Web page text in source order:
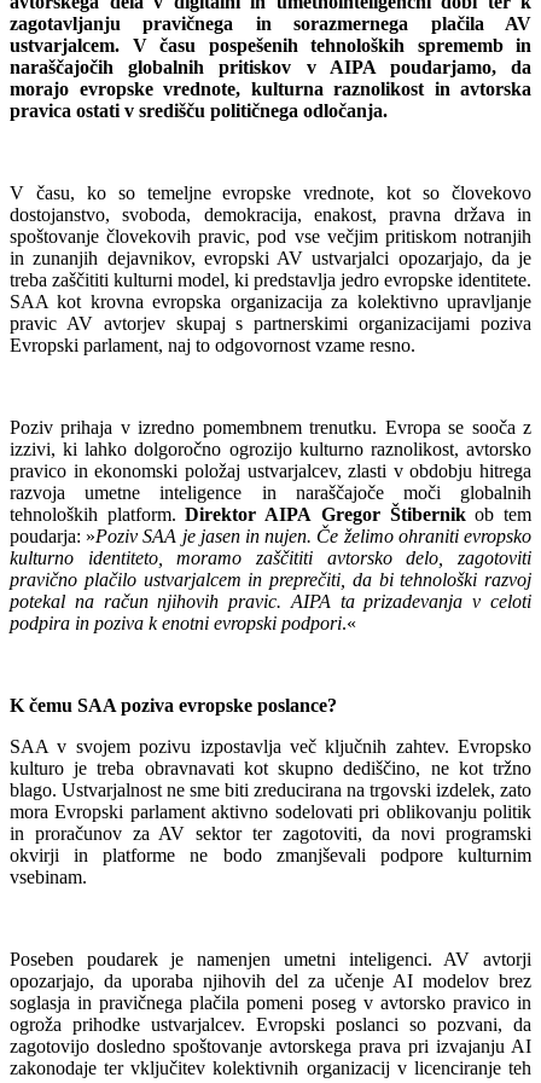
zagotavljanju pravičnega in sorazmernega plačila AV
ustvarjalcem. V času pospešenih tehnoloških sprememb in
naraščajočih globalnih pritiskov v AIPA poudarjamo, da
morajo evropske vrednote, kulturna raznolikost in avtorska
pravica ostati v središču političnega odločanja.
V času, ko so temeljne evropske vrednote, kot so človekovo
dostojanstvo, svoboda, demokracija, enakost, pravna država in
spoštovanje človekovih pravic, pod vse večjim pritiskom notranjih
in zunanjih dejavnikov, evropski AV ustvarjalci opozarjajo, da je
treba zaščititi kulturni model, ki predstavlja jedro evropske identitete.
SAA kot krovna evropska organizacija za kolektivno upravljanje
pravic AV avtorjev skupaj s partnerskimi organizacijami poziva
Evropski parlament, naj to odgovornost vzame resno.
Poziv prihaja v izredno pomembnem trenutku. Evropa se sooča z
izzivi, ki lahko dolgoročno ogrozijo kulturno raznolikost, avtorsko
pravico in ekonomski položaj ustvarjalcev, zlasti v obdobju hitrega
razvoja umetne inteligence in naraščajoče moči globalnih
tehnoloških platform.Direktor AIPA Gregor Štibernikob tem
poudarja: »Poziv SAA je jasen in nujen. Če želimo ohraniti evropsko
kulturno identiteto, moramo zaščititi avtorsko delo, zagotoviti
pravično plačilo ustvarjalcem in preprečiti, da bi tehnološki razvoj
potekal na račun njihovih pravic. AIPA ta prizadevanja v celoti
podpira in poziva k enotni evropski podpori.«
K čemu SAA poziva evropske poslance?
SAA v svojem pozivu izpostavlja več ključnih zahtev. Evropsko
kulturo je treba obravnavati kot skupno dediščino, ne kot tržno
blago. Ustvarjalnost ne sme biti zreducirana na trgovski izdelek, zato
mora Evropski parlament aktivno sodelovati pri oblikovanju politik
in proračunov za AV sektor ter zagotoviti, da novi programski
okvirji in platforme ne bodo zmanjševali podpore kulturnim
vsebinam.
Poseben poudarek je namenjen umetni inteligenci. AV avtorji
opozarjajo, da uporaba njihovih del za učenje AI modelov brez
soglasja in pravičnega plačila pomeni poseg v avtorsko pravico in
ogroža prihodke ustvarjalcev. Evropski poslanci so pozvani, da
zagotovijo dosledno spoštovanje avtorskega prava pri izvajanju AI
zakonodaje ter vključitev kolektivnih organizacij v licenciranje teh